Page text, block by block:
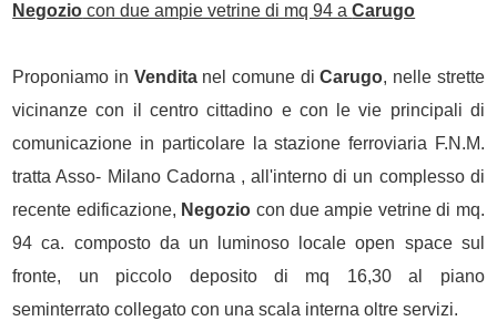
Negozio con due ampie vetrine di mq 94 aCarugo
Proponiamo in Venditanel comune diCarugo, nelle strette
vicinanze con il centro cittadino e con le vie principali di
comunicazione in particolare la stazione ferroviaria F.N.M.
tratta Asso- Milano Cadorna , all'interno di un complesso di
recente edificazione, Negozio con due ampie vetrine di mq.
94 ca. composto da un luminoso locale open space sul
fronte, un piccolo deposito di mq 16,30 al piano
seminterrato collegato con una scala interna oltre servizi.